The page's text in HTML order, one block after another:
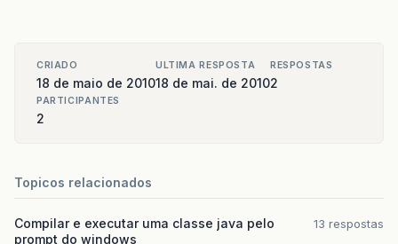
CRIADO
18 de maio de 2010
ULTIMA RESPOSTA
18 de mai. de 2010
RESPOSTAS
2
PARTICIPANTES
2
Topicos relacionados
Compilar e executar uma classe java pelo
prompt do windows
13 respostas